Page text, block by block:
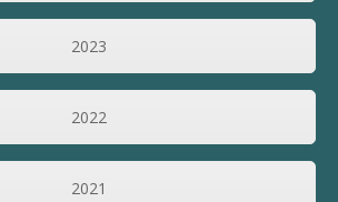
2023
2022
2021